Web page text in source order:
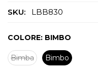
SKU: LBB830
COLORE: BIMBO
Bimba Bimbo